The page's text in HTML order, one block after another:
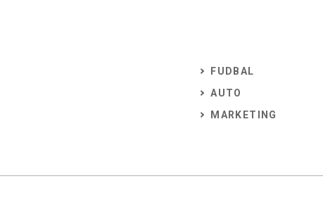
FUDBAL
AUTO
MARKETING